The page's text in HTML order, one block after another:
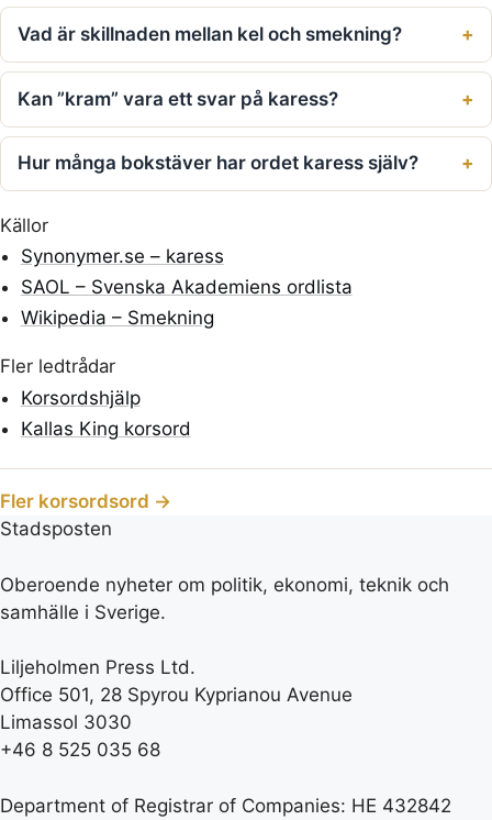
Vad är skillnaden mellan kel och smekning?
Kan ”kram” vara ett svar på karess?
Hur många bokstäver har ordet karess själv?
Källor
Synonymer.se – karess
SAOL – Svenska Akademiens ordlista
Wikipedia – Smekning
Fler ledtrådar
Korsordshjälp
Kallas King korsord
Fler korsordsord →
Stadsposten
Oberoende nyheter om politik, ekonomi, teknik och
samhälle i Sverige.
Liljeholmen Press Ltd.
Office 501, 28 Spyrou Kyprianou Avenue
Limassol 3030
+46 8 525 035 68
Department of Registrar of Companies: HE 432842